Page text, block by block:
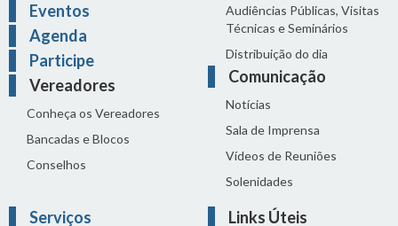
Eventos
Agenda
Participe
Vereadores
Conheça os Vereadores
Bancadas e Blocos
Conselhos
Audiências Públicas, Visitas
Técnicas e Seminários
Distribuição do dia
Comunicação
Notícias
Sala de Imprensa
Vídeos de Reuniões
Solenidades
Serviços Links Úteis